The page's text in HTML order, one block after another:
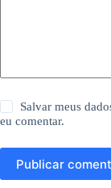
Salvar meus
eu comentar.
Publicar